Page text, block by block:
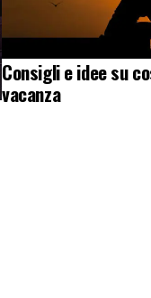
Consigli e idee su
vacanza